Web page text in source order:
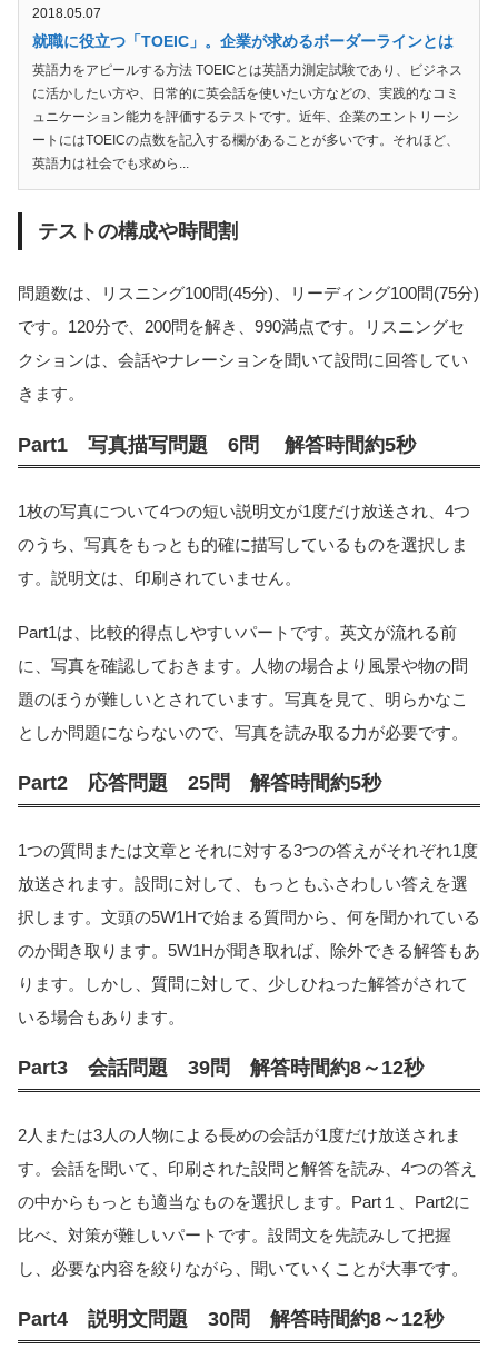
2018.05.07
就職に役立つ「TOEIC」。企業が求めるボーダーラインとは
英語力をアピールする方法 TOEICとは英語力測定試験であり、ビジネス
に活かしたい方や、日常的に英会話を使いたい方などの、実践的なコミ
ュニケーション能力を評価するテストです。近年、企業のエントリーシ
ートにはTOEICの点数を記入する欄があることが多いです。それほど、
英語力は社会でも求めら...
テストの構成や時間割
問題数は、リスニング100問(45分)、リーディング100問(75分)
です。120分で、200問を解き、990満点です。リスニングセ
クションは、会話やナレーションを聞いて設問に回答してい
きます。
Part1 写真描写問題 6問 解答時間約5秒
1枚の写真について4つの短い説明文が1度だけ放送され、4つ
のうち、写真をもっとも的確に描写しているものを選択しま
す。説明文は、印刷されていません。
Part1は、比較的得点しやすいパートです。英文が流れる前
に、写真を確認しておきます。人物の場合より風景や物の問
題のほうが難しいとされています。写真を見て、明らかなこ
としか問題にならないので、写真を読み取る力が必要です。
Part2 応答問題 25問 解答時間約5秒
1つの質問または文章とそれに対する3つの答えがそれぞれ1度
放送されます。設問に対して、もっともふさわしい答えを選
択します。文頭の5W1Hで始まる質問から、何を聞かれている
のか聞き取ります。5W1Hが聞き取れば、除外できる解答もあ
ります。しかし、質問に対して、少しひねった解答がされて
いる場合もあります。
Part3 会話問題 39問 解答時間約8～12秒
2人または3人の人物による長めの会話が1度だけ放送されま
す。会話を聞いて、印刷された設問と解答を読み、4つの答え
の中からもっとも適当なものを選択します。Part１、Part2に
比べ、対策が難しいパートです。設問文を先読みして把握
し、必要な内容を絞りながら、聞いていくことが大事です。
Part4 説明文問題 30問 解答時間約8～12秒